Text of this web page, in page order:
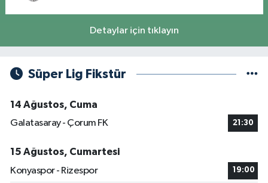
Detaylar için tıklayın
Süper Lig Fikstür
14 Ağustos, Cuma
Galatasaray - Çorum FK
21:30
15 Ağustos, Cumartesi
Konyaspor - Rizespor
19:00